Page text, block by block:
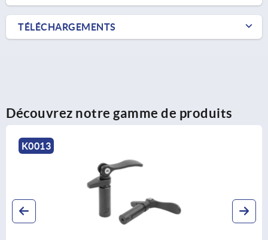
TÉLÉCHARGEMENTS
Découvrez notre gamme de produits